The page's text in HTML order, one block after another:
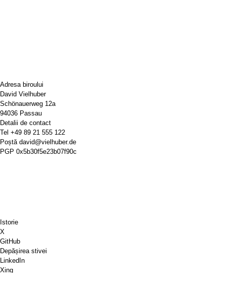
Adresa biroului
David Vielhuber
Schönauerweg 12a
94036 Passau
Detalii de contact
Tel +49 89 21 555 122
Poștă david@vielhuber.de
PGP 0x5b30f5e23b07f90c
Istorie
X
GitHub
Depășirea stivei
LinkedIn
Xing